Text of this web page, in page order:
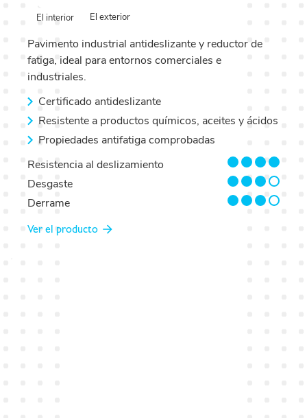
El interior El exterior
Pavimento industrial antideslizante y reductor de
fatiga, ideal para entornos comerciales e
industriales.
Certificado antideslizante
Resistente a productos químicos, aceites y ácidos
Propiedades antifatiga comprobadas
Resistencia al deslizamiento
4/4
Desgaste
3/4
Derrame
3/4
Ver el producto